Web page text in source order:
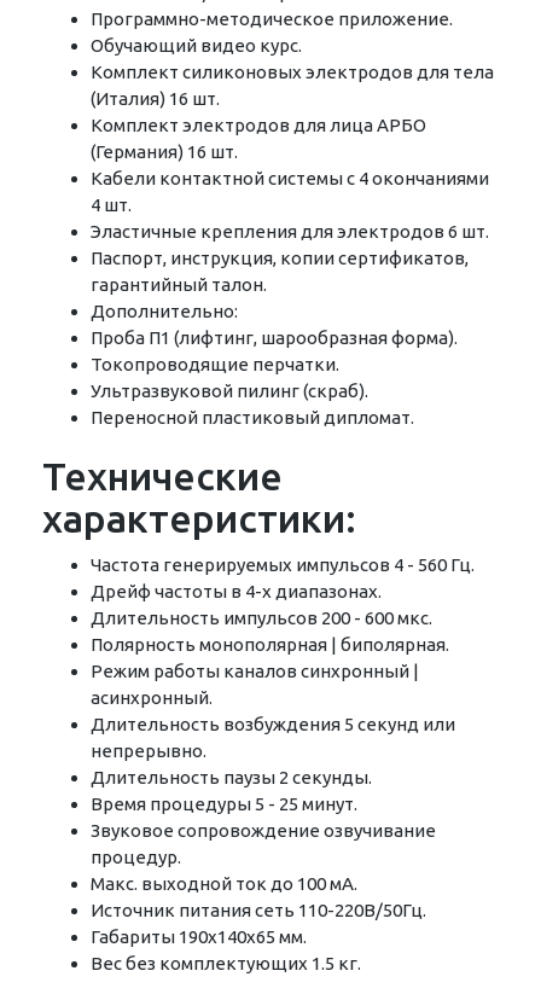
Программно-методическое приложение.
Обучающий видео курс.
Комплект силиконовых электродов для тела
(Италия) 16 шт.
Комплект электродов для лица АРБО
(Германия) 16 шт.
Кабели контактной системы с 4 окончаниями
4 шт.
Эластичные крепления для электродов 6 шт.
Паспорт, инструкция, копии сертификатов,
гарантийный талон.
Дополнительно:
Проба П1 (лифтинг, шарообразная форма).
Токопроводящие перчатки.
Ультразвуковой пилинг (скраб).
Переносной пластиковый дипломат.
Технические
характеристики:
Частота генерируемых импульсов 4 - 560 Гц.
Дрейф частоты в 4-х диапазонах.
Длительность импульсов 200 - 600 мкс.
Полярность монополярная | биполярная.
Режим работы каналов синхронный |
асинхронный.
Длительность возбуждения 5 секунд или
непрерывно.
Длительность паузы 2 секунды.
Время процедуры 5 - 25 минут.
Звуковое сопровождение озвучивание
процедур.
Макс. выходной ток до 100 мА.
Источник питания сеть 110-220В/50Гц.
Габариты 190х140х65 мм.
Вес без комплектующих 1.5 кг.